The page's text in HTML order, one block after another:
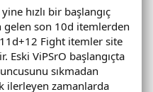
hızlı bir başlangıç
son 10d itemlerden
Fight itemler site
Eski ViPSrO başlangıçta
sıkmadan
ilerleyen zamanlarda